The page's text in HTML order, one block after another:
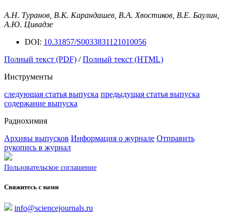
А.Н. Туранов, В.К. Карандашев, В.А. Хвостиков, В.Е. Баулин,
А.Ю. Цивадзе
DOI: 10.31857/S0033831121010056
Полный текст (PDF) /Полный текст (HTML)
Инструменты
следующая статья выпуска предыдущая статья выпуска
содержание выпуска
Радиохимия
Архивы выпусков Информация о журнале Отправить
рукопись в журнал
Пользовательское соглашение
Свяжитесь с нами
info@sciencejournals.ru